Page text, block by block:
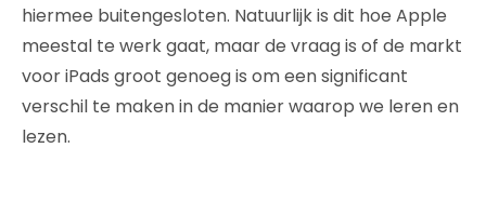
hiermee buitengesloten. Natuurlijk is dit hoe Apple
meestal te werk gaat, maar de vraag is of de markt
voor iPads groot genoeg is om een significant
verschil te maken in de manier waarop we leren en
lezen.